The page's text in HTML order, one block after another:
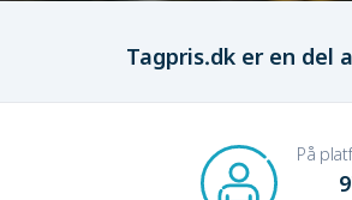
Tagpris.dk er en del
På